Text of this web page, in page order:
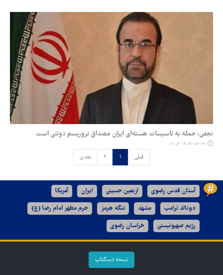
نجفی: حمله به تأسیسات هسته‌ای ایران مصداق تروریسم دولتی است
۱۴۰۴-۰۶-۱۷ ۲۱:۰۶
قبلی ۱ ۲ بعدی
آستان قدس رضوی اربعین حسینی ایران آمریکا
دونالد ترامپ مشهد تنگه هرمز حرم مطهر امام رضا (ع)
رژیم صهیونیستی خراسان رضوی
نسخه دسکتاپ